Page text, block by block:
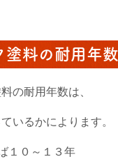
塗料の耐用年数
の耐用年数は、
いるかによります。
１０～１３年